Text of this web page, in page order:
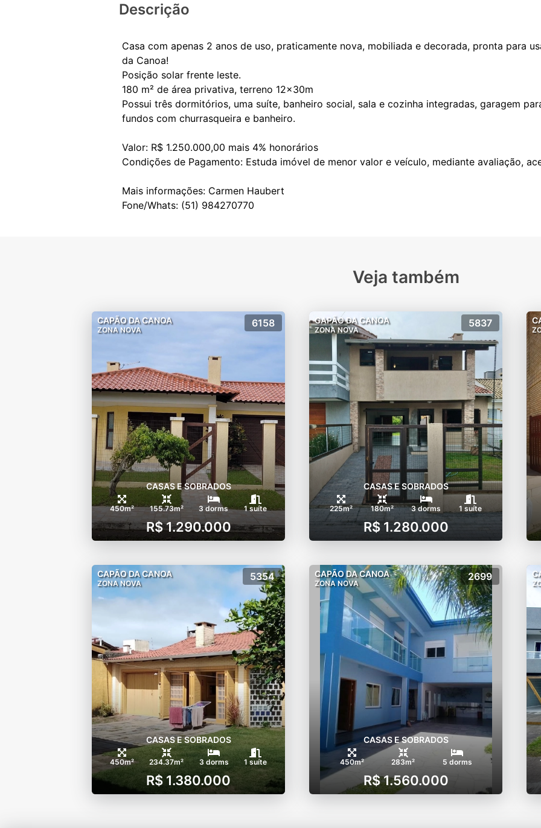
Descrição
Casa com apenas 2 anos de uso, praticamente nova, mobiliada e decorada, pronta para
da Canoa!
Posição solar frente leste.
180 m² de área privativa, terreno 12x30m
Possui três dormitórios, uma suíte, banheiro social, sala e cozinha integradas, garagem
fundos com churrasqueira e banheiro.
Valor: R$ 1.250.000,00 mais 4% honorários
Condições de Pagamento: Estuda imóvel de menor valor e veículo, mediante avaliação,
Mais informações: Carmen Haubert
Veja também
CAPÃO DA CANOA
ZONA NOVA
6158
CASAS E SOBRADOS
450m² 155.73m² 3 dorms 1 suíte
R$ 1.290.000
CAPÃO DA CANOA
ZONA NOVA
5837
CASAS E SOBRADOS
225m² 180m² 3 dorms 1 suíte
R$ 1.280.000
CAPÃO DA CANOA
ZONA NOVA
5354
CASAS E SOBRADOS
450m² 234.37m² 3 dorms 1 suíte
R$ 1.380.000
CAPÃO DA CANOA
ZONA NOVA
2699
CASAS E SOBRADOS
450m² 283m² 5 dorms
R$ 1.560.000